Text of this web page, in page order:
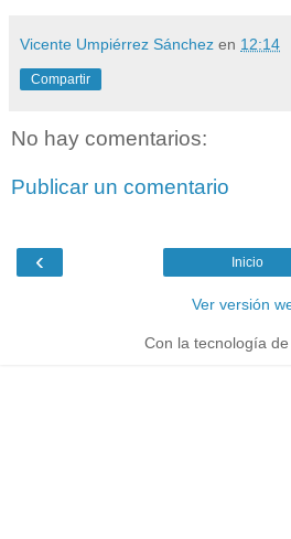
Vicente Umpiérrez Sánchez en 12:14
Compartir
No hay comentarios:
Publicar un comentario
‹ Inicio
Ver versión
Con la tecnología de